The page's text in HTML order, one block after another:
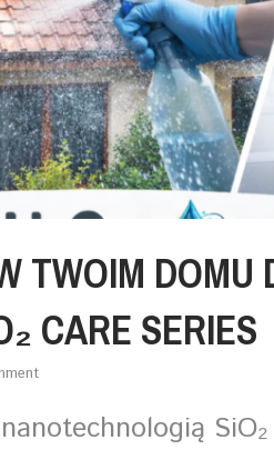
TWOIM DOMU
CARE SERIES